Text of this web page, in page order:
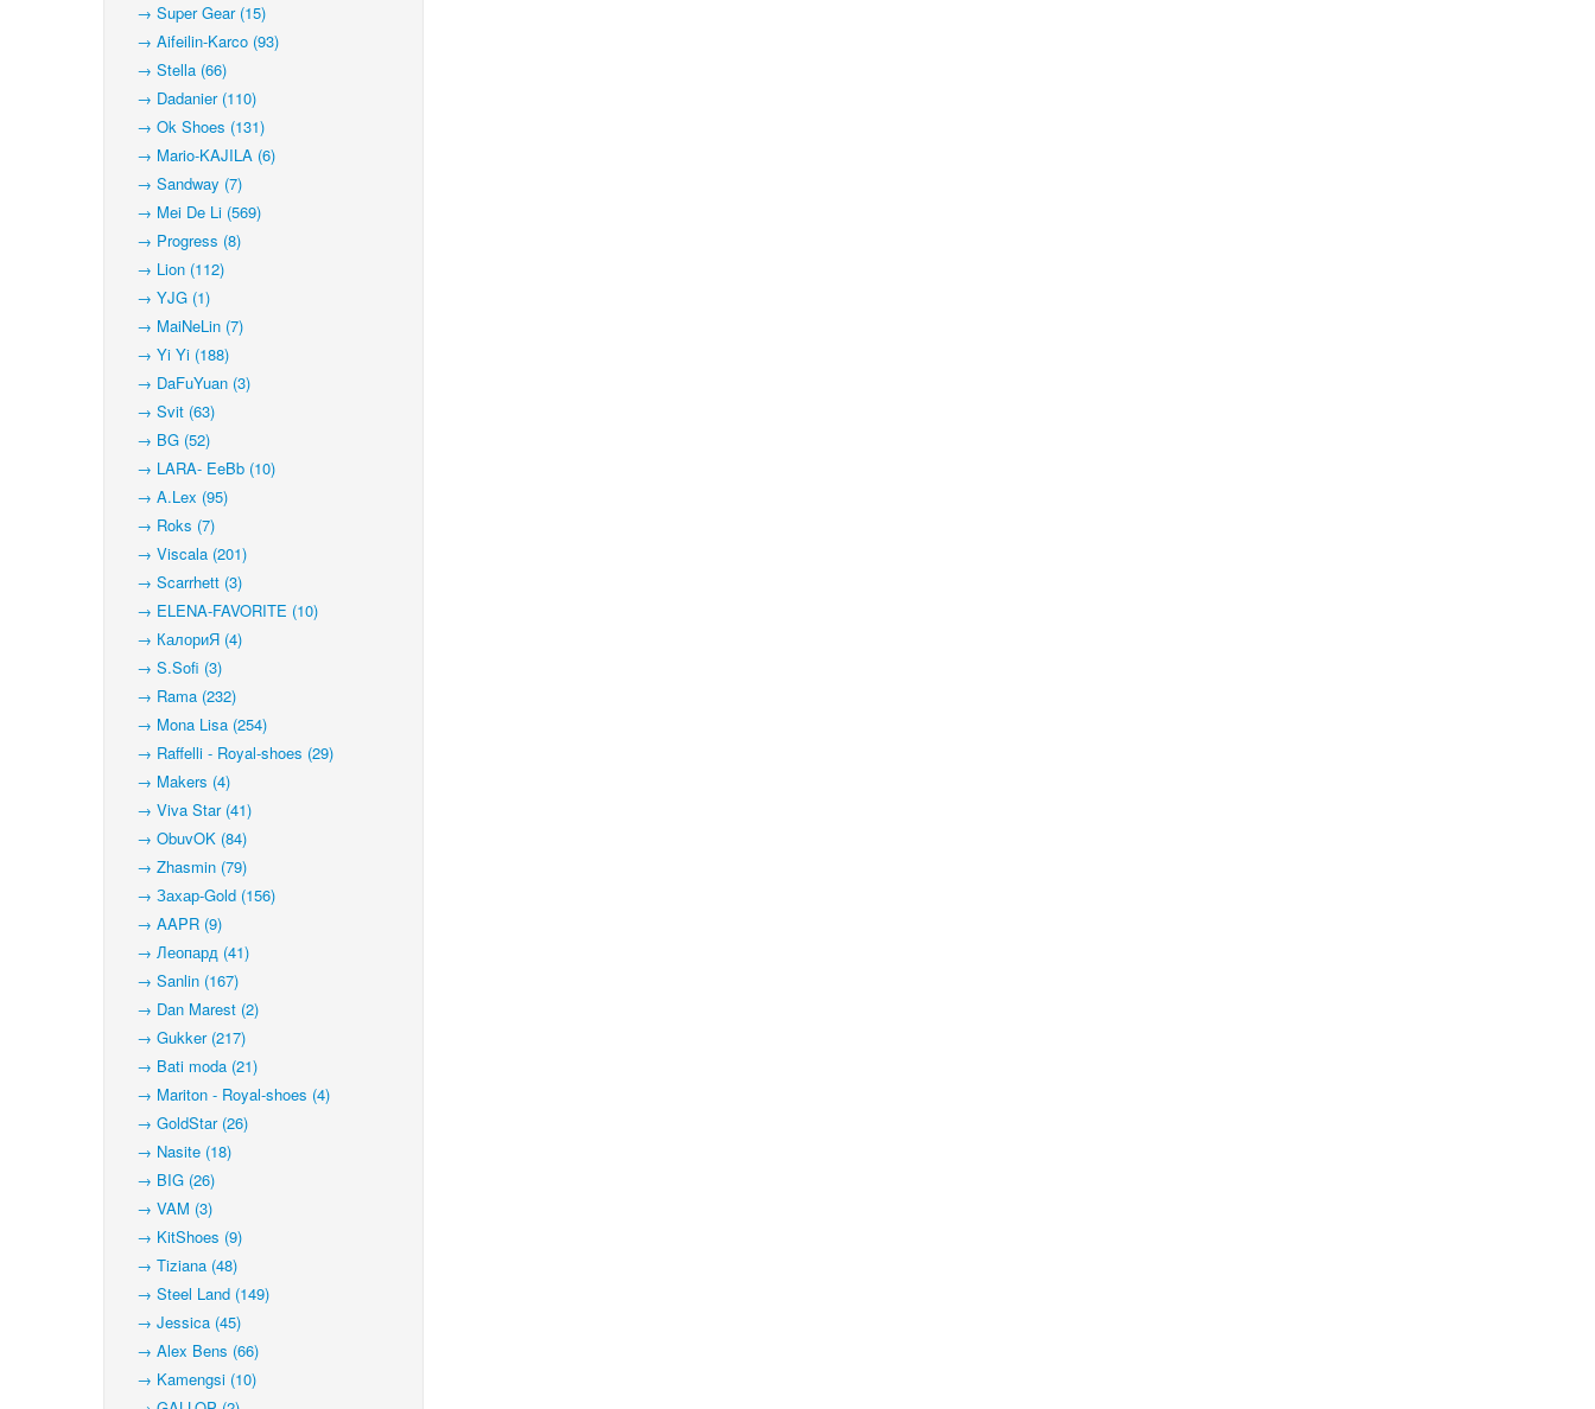
→ Super Gear (15)
→ Aifeilin-Karco (93)
→ Stella (66)
→ Dadanier (110)
→ Ok Shoes (131)
→ Mario-KAJILA (6)
→ Sandway (7)
→ Mei De Li (569)
→ Progress (8)
→ Lion (112)
→ YJG (1)
→ MaiNeLin (7)
→ Yi Yi (188)
→ DaFuYuan (3)
→ Svit (63)
→ BG (52)
→ LARA- EeBb (10)
→ A.Lex (95)
→ Roks (7)
→ Viscala (201)
→ Scarrhett (3)
→ ELENA-FAVORITE (10)
→ КалориЯ (4)
→ S.Sofi (3)
→ Rama (232)
→ Mona Lisa (254)
→ Raffelli - Royal-shoes (29)
→ Makers (4)
→ Viva Star (41)
→ ObuvOK (84)
→ Zhasmin (79)
→ Захар-Gold (156)
→ AAPR (9)
→ Леопард (41)
→ Sanlin (167)
→ Dan Marest (2)
→ Gukker (217)
→ Bati moda (21)
→ Mariton - Royal-shoes (4)
→ GoldStar (26)
→ Nasite (18)
→ BIG (26)
→ VAM (3)
→ KitShoes (9)
→ Tiziana (48)
→ Steel Land (149)
→ Jessica (45)
→ Alex Bens (66)
→ Kamengsi (10)